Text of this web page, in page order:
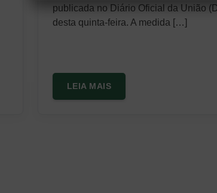
publicada no Diário Oficial da União
desta quinta-feira. A medida […]
LEIA MAIS